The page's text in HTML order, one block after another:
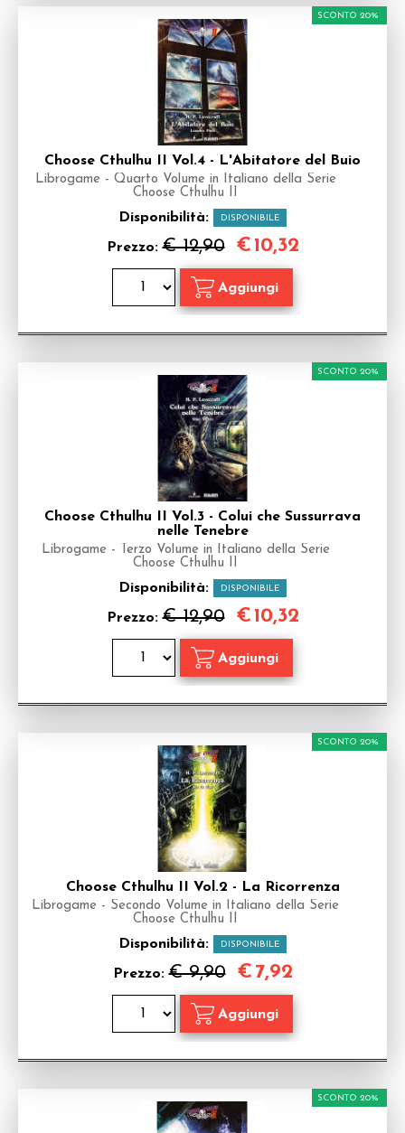
Choose Cthulhu II Vol.4 - L'Abitatore del Buio
Librogame - Quarto Volume in Italiano della Serie
Choose Cthulhu II
Disponibilità: DISPONIBILE
Prezzo:€ 12,90
SCONTO 20%
€10,32
Choose Cthulhu II Vol.3 - Colui che Sussurrava
nelle Tenebre
Librogame - Terzo Volume in Italiano della Serie
Choose Cthulhu II
Disponibilità: DISPONIBILE
Prezzo:€ 12,90
SCONTO 20%
€10,32
Choose Cthulhu II Vol.2 - La Ricorrenza
Librogame - Secondo Volume in Italiano della Serie
Choose Cthulhu II
Disponibilità: DISPONIBILE
Prezzo:€ 9,90
SCONTO 20%
€ 7,92
SCONTO 20%